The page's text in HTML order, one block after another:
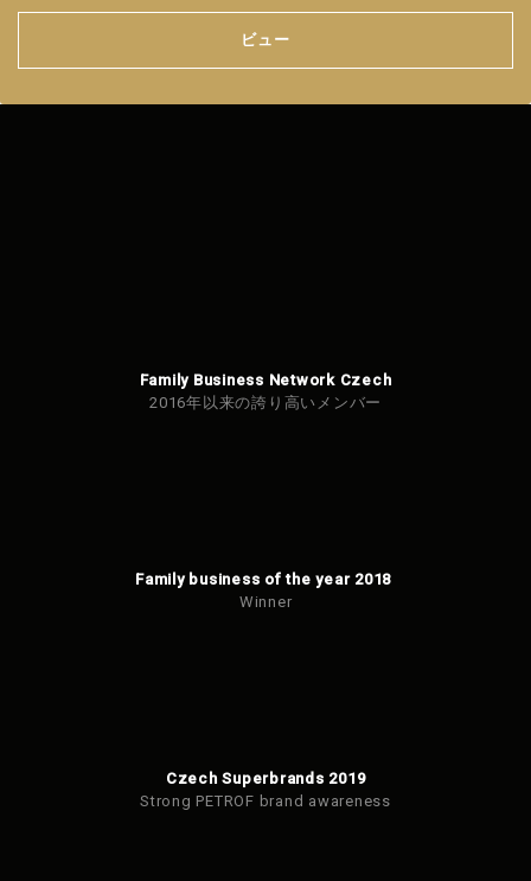
ビュー
Family Business Network Czech
2016年以来の誇り高いメンバー
Family business of the year 2018
Winner
Czech Superbrands 2019
Strong PETROF brand awareness